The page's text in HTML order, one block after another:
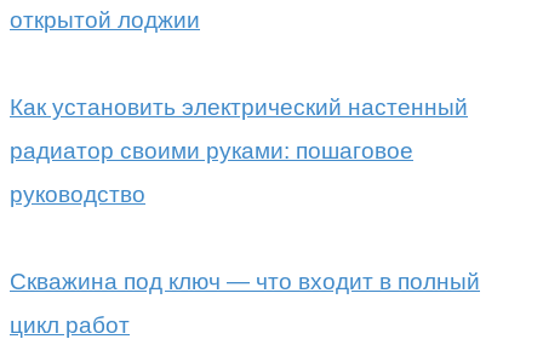
открытой лоджии
Как установить электрический настенный
радиатор своими руками: пошаговое
руководство
Скважина под ключ — что входит в полный
цикл работ